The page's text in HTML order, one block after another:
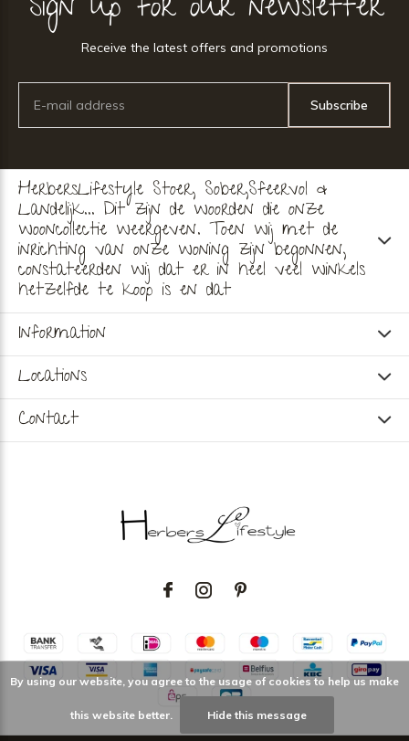
Receive the latest offers and promotions
Subscribe
HerbersLifestyle Stoer, Sober,Sfeervol &
Landelijk... Dit zijn de woorden die onze
wooncollectie weergeven. Toen wij met de
inrichting van onze woning zijn begonnen,
constateerden wij dat er in heel veel winkels
hetzelfde te koop is en dat
Information
Locations
Contact
By using our website, you agree to the usage of cookies to help us make
this website better. Hide this message